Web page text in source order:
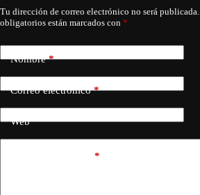
Tu dirección de correo electrónico no será publicada.
obligatorios están marcados con *
Nombre*
Correo electrónico*
Web
*